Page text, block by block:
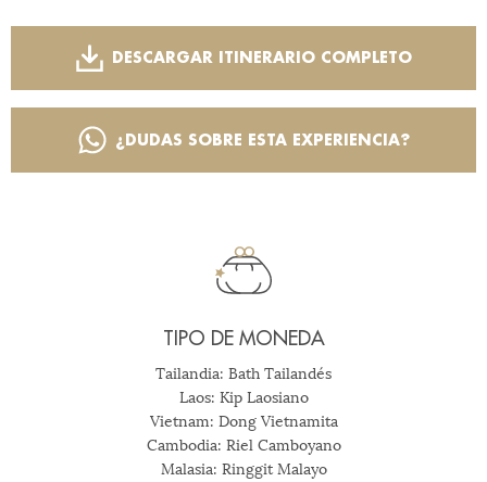
DESCARGAR ITINERARIO COMPLETO
¿DUDAS SOBRE ESTA EXPERIENCIA?
TIPO DE MONEDA
Tailandia: Bath Tailandés
Laos: Kip Laosiano
Vietnam: Dong Vietnamita
Cambodia: Riel Camboyano
Malasia: Ringgit Malayo